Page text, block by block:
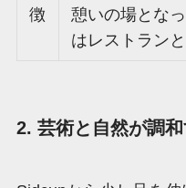
徴
憩いの場とな
はレストランと
2. 芸術と自然が調